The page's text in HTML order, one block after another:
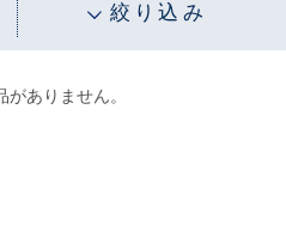
絞り込み
がありません。